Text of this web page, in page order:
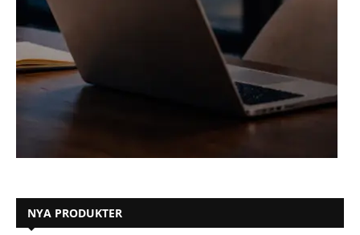
NYA PRODUKTER